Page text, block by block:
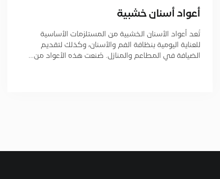
أعواد أسنان خشبية
تُعد أعواد الأسنان الخشبية من المستلزمات الأساسية
للعناية اليومية بنظافة الفم والأسنان، وكذلك لتقديم
الضيافة في المطاعم والمنازل. صُنعت هذه الأعواد من…